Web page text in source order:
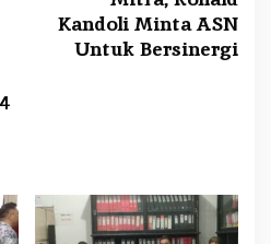
Kandoli Minta ASN
Untuk Bersinergi